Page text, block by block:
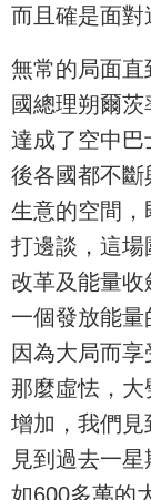
而且確是面對
無常的局面
國總理朔爾
達成了空中
後各國都不
生意的空間
打邊談，這
改革及能量
一個發放能
因為大局而
那麼虛怯，
增加，我們
見到過去一
如600多萬的